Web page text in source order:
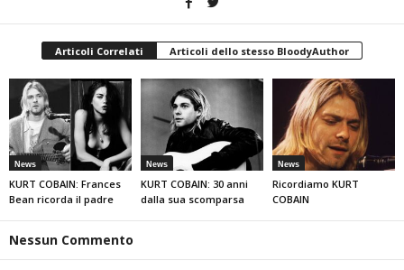
Articoli Correlati Articoli dello stesso BloodyAuthor
News
KURT COBAIN: Frances
Bean ricorda il padre
News
KURT COBAIN: 30 anni
dalla sua scomparsa
News
Ricordiamo KURT
COBAIN
Nessun Commento